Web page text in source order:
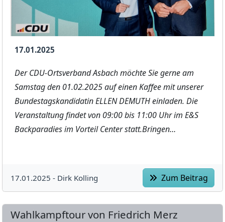
17.01.2025
Der CDU-Ortsverband Asbach möchte Sie gerne am
Samstag den 01.02.2025 auf einen Kaffee mit unserer
Bundestagskandidatin ELLEN DEMUTH einladen. Die
Veranstaltung findet von 09:00 bis 11:00 Uhr im E&S
Backparadies im Vorteil Center statt.Bringen…
17.01.2025 - Dirk Kolling Zum Beitrag
Wahlkampftour von Friedrich Merz